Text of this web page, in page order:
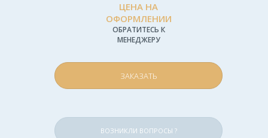
ЦЕНА НА
ОФОРМЛЕНИИ
ОБРАТИТЕСЬ К
МЕНЕДЖЕРУ
ЗАКАЗАТЬ
ВОЗНИКЛИ ВОПРОСЫ ?